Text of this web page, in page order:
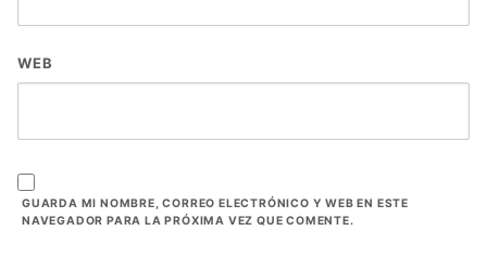
WEB
GUARDA MI NOMBRE, CORREO ELECTRÓNICO Y WEB EN ESTE
NAVEGADOR PARA LA PRÓXIMA VEZ QUE COMENTE.